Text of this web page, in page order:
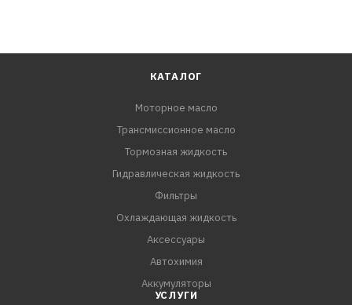
КАТАЛОГ
Моторное масло
Трансмиссионное масло
Тормозная жидкость
Гидравлическая жидкость
Фильтры
Охлаждающая жидкость
Аксессуары
Автохимия
Аккумуляторы
УСЛУГИ